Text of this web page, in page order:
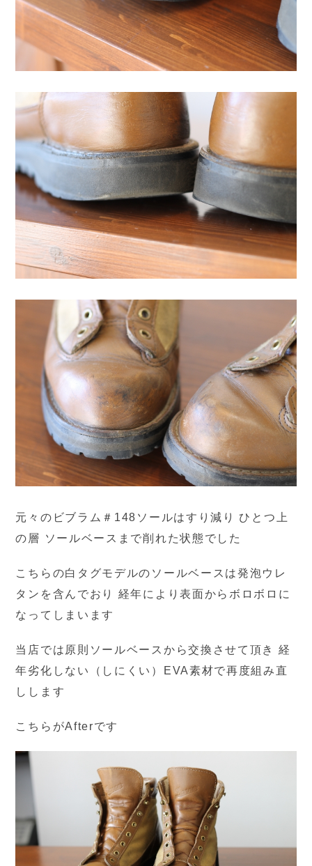
元々のビブラム＃148ソールはすり減り ひとつ上
の層 ソールベースまで削れた状態でした
こちらの白タグモデルのソールベースは発泡ウレ
タンを含んでおり 経年により表面からボロボロに
なってしまいます
当店では原則ソールベースから交換させて頂き 経
年劣化しない（しにくい）EVA素材で再度組み直
しします
こちらがAfterです